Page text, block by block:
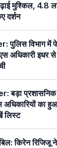
मुश्किल, 4.8
दर्शन
पुलिस विभाग में
अधिकारी इधर
बड़ा
का
लिस्ट
किरेन रिजिजू ने